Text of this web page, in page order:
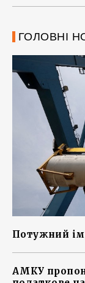
ГОЛОВНІ
Потужний
АМКУ